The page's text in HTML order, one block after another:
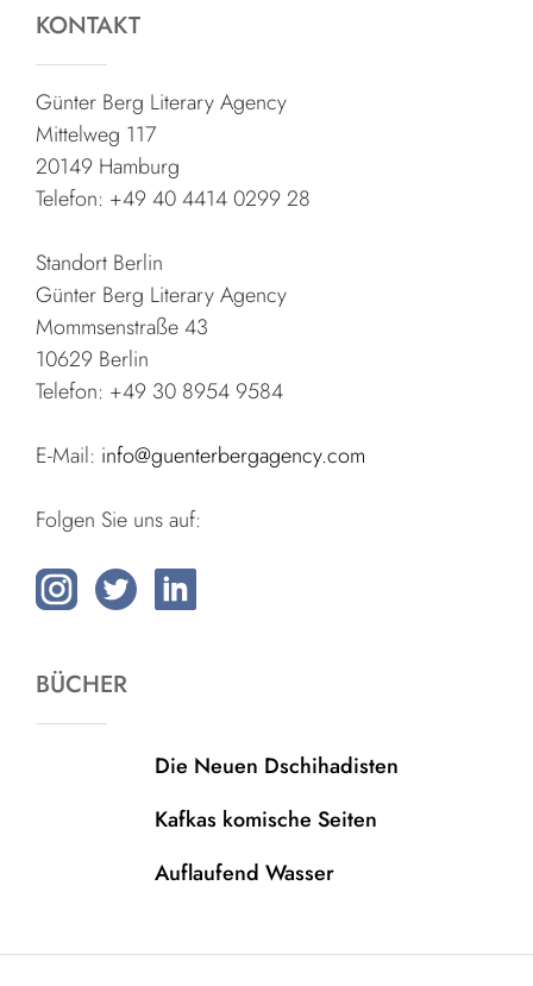
KONTAKT
Günter Berg Literary Agency
Mittelweg 117
20149 Hamburg
Telefon: +49 40 4414 0299 28
Standort Berlin
Günter Berg Literary Agency
Mommsenstraße 43
10629 Berlin
Telefon: +49 30 8954 9584
E-Mail: info@guenterbergagency.com
Folgen Sie uns auf:
BÜCHER
Die Neuen Dschihadisten
Kafkas komische Seiten
Auflaufend Wasser